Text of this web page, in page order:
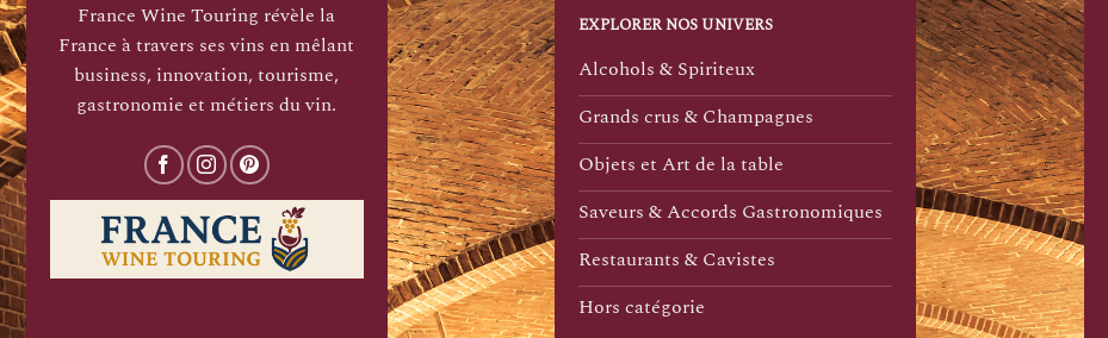
France Wine Touring révèle la
France à travers ses vins en mêlant
business, innovation, tourisme,
gastronomie et métiers du vin.
EXPLORER NOS UNIVERS
Alcohols & Spiriteux
Grands crus & Champagnes
Objets et Art de la table
Saveurs & Accords Gastronomiques
Restaurants & Cavistes
Hors catégorie